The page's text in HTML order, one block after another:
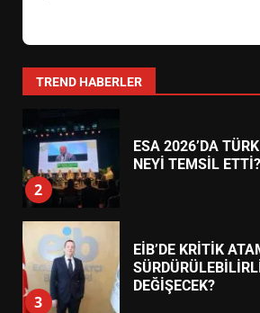
TREND HABERLER
1
HAREKETE
2
ESA 2026’DA
NEYİ TEMSİL ETTİ?
3
EİB’DE KRİTİK
DEĞİŞECEK?